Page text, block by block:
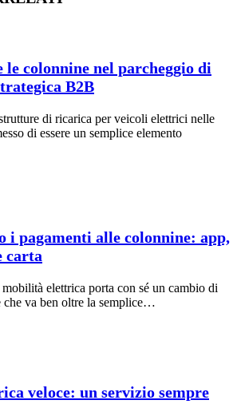
le colonnine nel parcheggio di
B2B
di ricarica per veicoli elettrici nelle
di essere un semplice elemento
i pagamenti alle colonnine: app,
carta
elettrica porta con sé un cambio di
che va ben oltre la semplice…
veloce: un servizio sempre